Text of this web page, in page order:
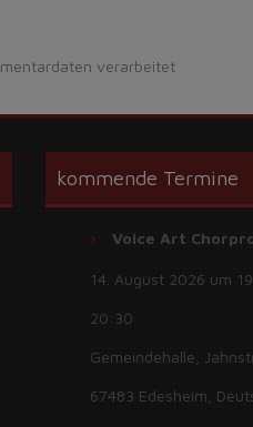
verarbeitet
kommende Termine
Voice Art
14. August 2026 um
20:30
Gemeindehalle,
67483 Edesheim,